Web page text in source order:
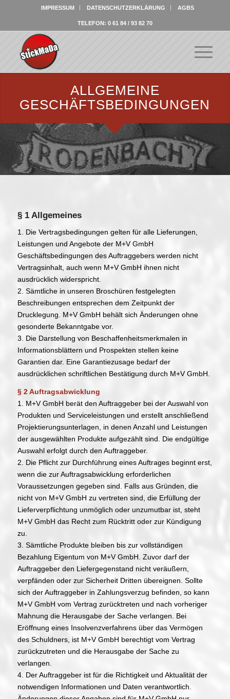
IMPRESSUM DATENSCHUTZERKLÄRUNG AGBS
TELEFON: 0 61 84 / 93 82 70
ALLGEMEINE
GESCHÄFTSBEDINGUNGEN
§ 1 Allgemeines
1. Die Vertragsbedingungen gelten für alle Lieferungen,
Leistungen und Angebote der M+V GmbH
Geschäftsbedingungen des Auftraggebers werden nicht
Vertragsinhalt, auch wenn M+V GmbH ihnen nicht
ausdrücklich widerspricht.
2. Sämtliche in unseren Broschüren festgelegten
Beschreibungen entsprechen dem Zeitpunkt der
Drucklegung. M+V GmbH behält sich Änderungen ohne
gesonderte Bekanntgabe vor.
3. Die Darstellung von Beschaffenheitsmerkmalen in
Informationsblättern und Prospekten stellen keine
Garantien dar. Eine Garantiezusage bedarf der
ausdrücklichen schriftlichen Bestätigung durch M+V GmbH.
§ 2 Auftragsabwicklung
1. M+V GmbH berät den Auftraggeber bei der Auswahl von
Produkten und Serviceleistungen und erstellt anschließend
Projektierungsunterlagen, in denen Anzahl und Leistungen
der ausgewählten Produkte aufgezählt sind. Die endgültige
Auswahl erfolgt durch den Auftraggeber.
2. Die Pflicht zur Durchführung eines Auftrages beginnt erst,
wenn die zur Auftragsabwicklung erforderlichen
Voraussetzungen gegeben sind. Falls aus Gründen, die
nicht von M+V GmbH zu vertreten sind, die Erfüllung der
Lieferverpflichtung unmöglich oder unzumutbar ist, steht
M+V GmbH das Recht zum Rücktritt oder zur Kündigung
zu.
3. Sämtliche Produkte bleiben bis zur vollständigen
Bezahlung Eigentum von M+V GmbH. Zuvor darf der
Auftraggeber den Liefergegenstand nicht veräußern,
verpfänden oder zur Sicherheit Dritten übereignen. Sollte
sich der Auftraggeber in Zahlungsverzug befinden, so kann
M+V GmbH vom Vertrag zurücktreten und nach vorheriger
Mahnung die Herausgabe der Sache verlangen. Bei
Eröffnung eines Insolvenzverfahrens über das Vermögen
des Schuldners, ist M+V GmbH berechtigt vom Vertrag
zurückzutreten und die Herausgabe der Sache zu
verlangen.
4. Der Auftraggeber ist für die Richtigkeit und Aktualität der
notwendigen Informationen und Daten verantwortlich.